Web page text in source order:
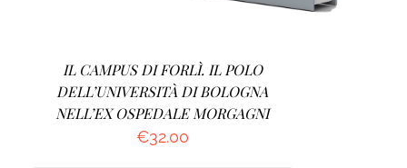
IL CAMPUS DI FORLÌ. IL POLO
DELL’UNIVERSITÀ DI BOLOGNA
NELL’EX OSPEDALE MORGAGNI
€32.00